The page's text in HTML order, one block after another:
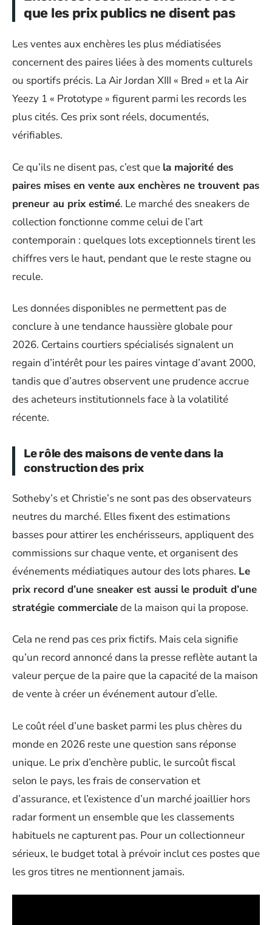
que les prix publics ne disent pas
Les ventes aux enchères les plus médiatisées
concernent des paires liées à des moments culturels
ou sportifs précis. La Air Jordan XIII « Bred » et la Air
Yeezy 1 « Prototype » figurent parmi les records les
plus cités. Ces prix sont réels, documentés,
vérifiables.
Ce qu’ils ne disent pas, c’est que la majorité des
paires mises en vente aux enchères ne trouvent pas
preneur au prix estimé. Le marché des sneakers de
collection fonctionne comme celui de l’art
contemporain : quelques lots exceptionnels tirent les
chiffres vers le haut, pendant que le reste stagne ou
recule.
Les données disponibles ne permettent pas de
conclure à une tendance haussière globale pour
2026. Certains courtiers spécialisés signalent un
regain d’intérêt pour les paires vintage d’avant 2000,
tandis que d’autres observent une prudence accrue
des acheteurs institutionnels face à la volatilité
récente.
Le rôle des maisons de vente dans la
construction des prix
Sotheby’s et Christie’s ne sont pas des observateurs
neutres du marché. Elles fixent des estimations
basses pour attirer les enchérisseurs, appliquent des
commissions sur chaque vente, et organisent des
événements médiatiques autour des lots phares. Le
prix record d’une sneaker est aussi le produit d’une
stratégie commercialede la maison qui la propose.
Cela ne rend pas ces prix fictifs. Mais cela signifie
qu’un record annoncé dans la presse reflète autant la
valeur perçue de la paire que la capacité de la maison
de vente à créer un événement autour d’elle.
Le coût réel d’une basket parmi les plus chères du
monde en 2026 reste une question sans réponse
unique. Le prix d’enchère public, le surcoût fiscal
selon le pays, les frais de conservation et
d’assurance, et l’existence d’un marché joaillier hors
radar forment un ensemble que les classements
habituels ne capturent pas. Pour un collectionneur
sérieux, le budget total à prévoir inclut ces postes que
les gros titres ne mentionnent jamais.